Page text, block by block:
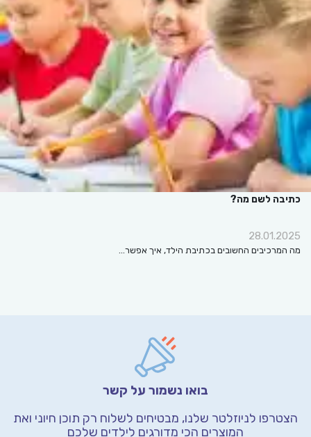
כתיבה לשם מה?
28.01.2025
מה המרכיבים החשובים בכתיבת הילד, איך אפשר…
בואו נשמור על קשר
הצטרפו לניוזלטר שלנו, מבטיחים לשלוח רק תוכן חיוני ואת
המוצרים הכי מדורגים לילדים שלכם